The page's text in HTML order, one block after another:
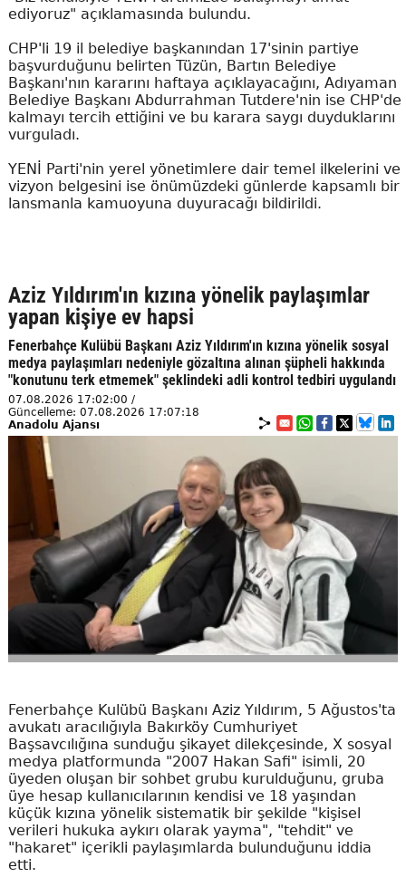
ediyoruz" açıklamasında bulundu.
CHP'li 19 il belediye başkanından 17'sinin partiye
başvurduğunu belirten Tüzün, Bartın Belediye
Başkanı'nın kararını haftaya açıklayacağını, Adıyaman
Belediye Başkanı Abdurrahman Tutdere'nin ise CHP'de
kalmayı tercih ettiğini ve bu karara saygı duyduklarını
vurguladı.
YENİ Parti'nin yerel yönetimlere dair temel ilkelerini ve
vizyon belgesini ise önümüzdeki günlerde kapsamlı bir
lansmanla kamuoyuna duyuracağı bildirildi.
Aziz Yıldırım'ın kızına yönelik paylaşımlar
yapan kişiye ev hapsi
Fenerbahçe Kulübü Başkanı Aziz Yıldırım'ın kızına yönelik sosyal
medya paylaşımları nedeniyle gözaltına alınan şüpheli hakkında
"konutunu terk etmemek" şeklindeki adli kontrol tedbiri uygulandı
07.08.2026 17:02:00 /
Güncelleme: 07.08.2026 17:07:18
Anadolu Ajansı
Fenerbahçe Kulübü Başkanı Aziz Yıldırım, 5 Ağustos'ta
avukatı aracılığıyla Bakırköy Cumhuriyet
Başsavcılığına sunduğu şikayet dilekçesinde, X sosyal
medya platformunda "2007 Hakan Safi" isimli, 20
üyeden oluşan bir sohbet grubu kurulduğunu, gruba
üye hesap kullanıcılarının kendisi ve 18 yaşından
küçük kızına yönelik sistematik bir şekilde "kişisel
verileri hukuka aykırı olarak yayma", "tehdit" ve
"hakaret" içerikli paylaşımlarda bulunduğunu iddia
etti.